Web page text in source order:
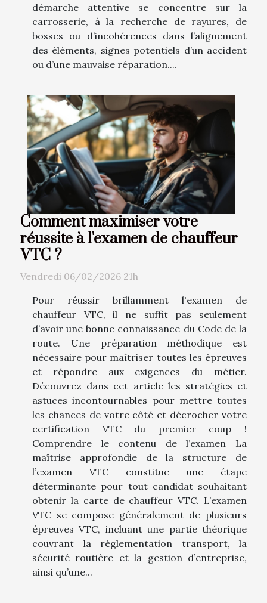
démarche attentive se concentre sur la
carrosserie, à la recherche de rayures, de
bosses ou d’incohérences dans l’alignement
des éléments, signes potentiels d’un accident
ou d’une mauvaise réparation....
Comment maximiser votre
réussite à l'examen de chauffeur
VTC ?
Vendredi 06/02/2026 21h
Pour réussir brillamment l'examen de
chauffeur VTC, il ne suffit pas seulement
d’avoir une bonne connaissance du Code de la
route. Une préparation méthodique est
nécessaire pour maîtriser toutes les épreuves
et répondre aux exigences du métier.
Découvrez dans cet article les stratégies et
astuces incontournables pour mettre toutes
les chances de votre côté et décrocher votre
certification VTC du premier coup !
Comprendre le contenu de l’examen La
maîtrise approfondie de la structure de
l’examen VTC constitue une étape
déterminante pour tout candidat souhaitant
obtenir la carte de chauffeur VTC. L’examen
VTC se compose généralement de plusieurs
épreuves VTC, incluant une partie théorique
couvrant la réglementation transport, la
sécurité routière et la gestion d’entreprise,
ainsi qu’une...